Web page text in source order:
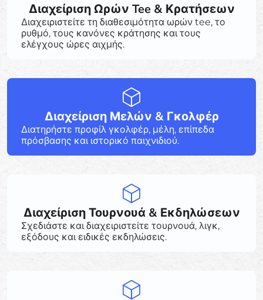
Διαχείριση Ωρών Tee & Κρατήσεων
Διαχειριστείτε τη διαθεσιμότητα ωρών tee, το
ρυθμό, τους κανόνες κράτησης και τους
ελέγχους ώρες αιχμής.
Διαχείριση Μελών & Γκολφέρ
Διατηρήστε προφίλ γκολφέρ, μέλη, επίπεδα
πρόσβασης και ιστορικό παιχνιδιού.
Διαχείριση Τουρνουά & Εκδηλώσεων
Σχεδιάστε και διαχειριστείτε τουρνουά, λιγκ,
εξόδους και ειδικές εκδηλώσεις.